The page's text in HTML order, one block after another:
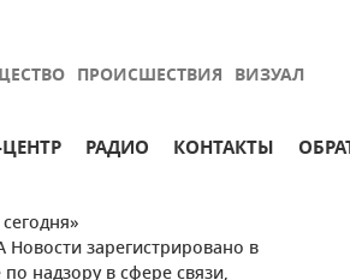
ПРОИСШЕСТВИЯ ВИЗУАЛ
РАДИО КОНТАКТЫ
зарегистрировано в